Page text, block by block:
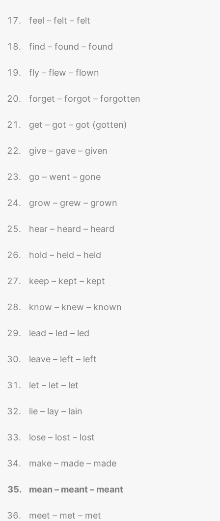
feel – felt – felt
find – found – found
fly – flew – flown
forget – forgot – forgotten
get – got – got (gotten)
give – gave – given
go – went – gone
grow – grew – grown
hear – heard – heard
hold – held – held
keep – kept – kept
know – knew – known
lead – led – led
leave – left – left
let – let – let
lie – lay – lain
lose – lost – lost
make – made – made
mean – meant – meant
meet – met – met